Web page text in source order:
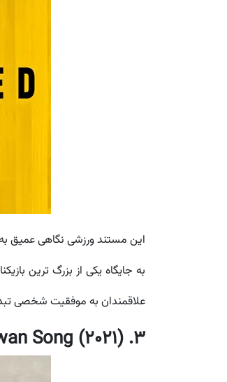
این مستند ورزشی نگاهی عمیق
به جایگاه یکی از بزرگ ترین
علاقمندان به موفقیت شخصی
3. Swan Song (2021)